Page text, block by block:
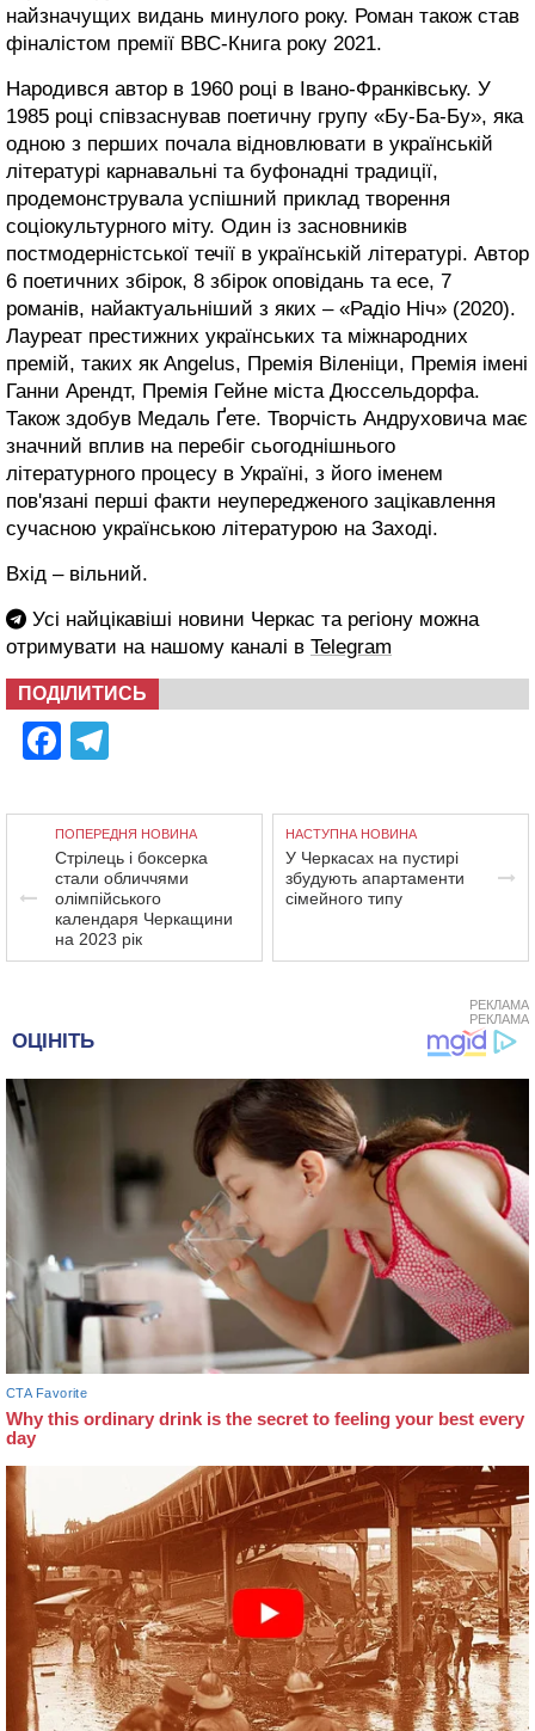
найзначущих видань минулого року. Роман також став
фіналістом премії BBC-Книга року 2021.
Народився автор в 1960 році в Івано-Франківську. У
1985 році співзаснував поетичну групу «Бу-Ба-Бу», яка
одною з перших почала відновлювати в українській
літературі карнавальні та буфонадні традиції,
продемонструвала успішний приклад творення
соціокультурного міту. Один із засновників
постмодерністської течії в українській літературі. Автор
6 поетичних збірок, 8 збірок оповідань та есе, 7
романів, найактуальніший з яких – «Радіо Ніч» (2020).
Лауреат престижних українських та міжнародних
премій, таких як Angelus, Премія Віленіци, Премія імені
Ганни Арендт, Премія Гейне міста Дюссельдорфа.
Також здобув Медаль Ґете. Творчість Андруховича має
значний вплив на перебіг сьогоднішнього
літературного процесу в Україні, з його іменем
пов'язані перші факти неупередженого зацікавлення
сучасною українською літературою на Заході.
Вхід – вільний.
Усі найцікавіші новини Черкас та регіону можна
отримувати на нашому каналі в Telegram
ПОДІЛИТИСЬ
Facebook
ПОПЕРЕДНЯ НОВИНА
Стрілець і боксерка
стали обличчями
олімпійського
календаря Черкащини
на 2023 рік
НАСТУПНА НОВИНА
У Черкасах на пустирі
збудують апартаменти
сімейного типу
РЕКЛАМА
РЕКЛАМА